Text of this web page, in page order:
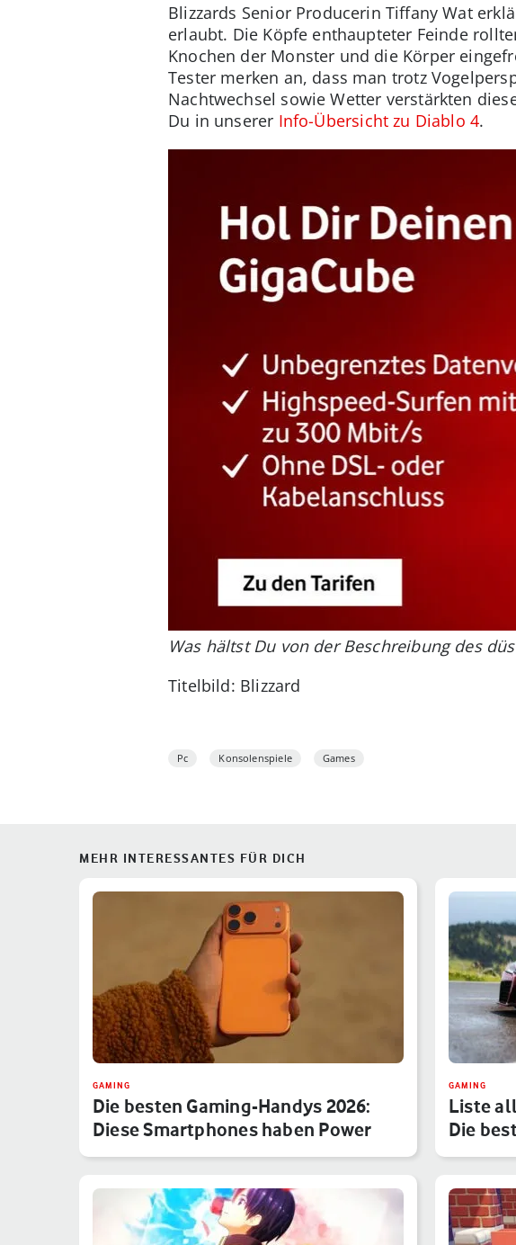
Blizzards Senior Producerin Tiffany Wat
erlaubt. Die Köpfe enthaupteter Feinde
Knochen der Monster und die Körper
Tester merken an, dass man trotz
Nachtwechsel sowie Wetter verstärkten
Du in unserer Info-Übersicht zu Diablo 4.
Was hältst Du von der Beschreibung des
Titelbild: Blizzard
Pc Konsolenspiele Games
MEHR INTERESSANTES FÜR DICH
GAMING
Die besten Gaming-Handys 2026:
Diese Smartphones haben Power
GAMING
Liste
Die